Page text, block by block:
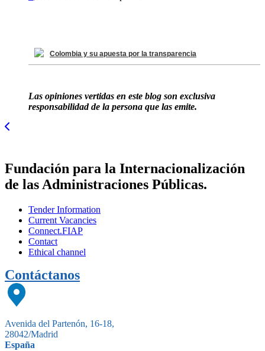
Colombia y su apuesta por la transparencia
Las opiniones vertidas en este blog son exclusiva
responsabilidad de la persona que las emite.
Fundación para la Internacionalización
de las Administraciones Públicas.
Tender Information
Current Vacancies
Connect.FIAP
Contact
Ethical channel
Contáctanos
Avenida del Partenón, 16-18,
28042/Madrid
España